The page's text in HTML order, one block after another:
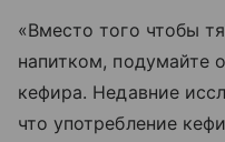
«Вместо того чтобы
напитком, подумайте
кефира. Недавние
что употребление